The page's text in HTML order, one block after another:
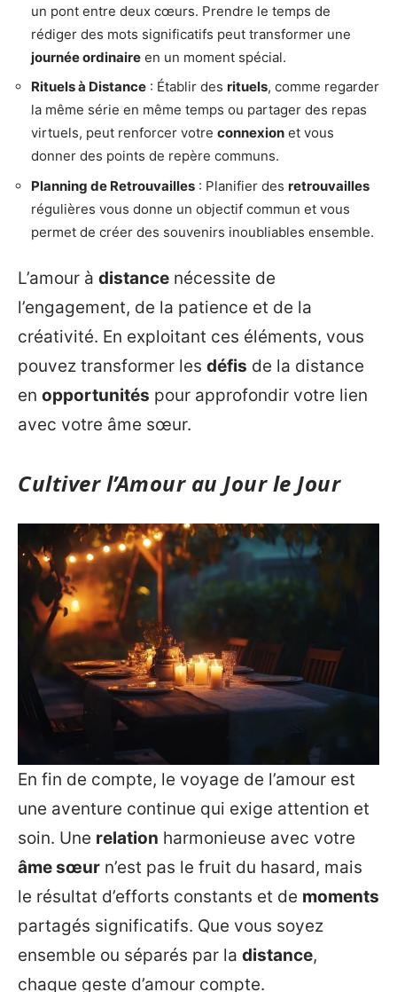
un pont entre deux cœurs. Prendre le temps de
rédiger des mots significatifs peut transformer une
journée ordinaire en un moment spécial.
Rituels à Distance : Établir des rituels, comme regarder
la même série en même temps ou partager des repas
virtuels, peut renforcer votre connexion et vous
donner des points de repère communs.
Planning de Retrouvailles : Planifier des retrouvailles
régulières vous donne un objectif commun et vous
permet de créer des souvenirs inoubliables ensemble.
L’amour à distance nécessite de
l’engagement, de la patience et de la
créativité. En exploitant ces éléments, vous
pouvez transformer les défis de la distance
en opportunités pour approfondir votre lien
avec votre âme sœur.
Cultiver l’Amour au Jour le Jour
En fin de compte, le voyage de l’amour est
une aventure continue qui exige attention et
soin. Une relation harmonieuse avec votre
âme sœur n’est pas le fruit du hasard, mais
le résultat d’efforts constants et de moments
partagés significatifs. Que vous soyez
ensemble ou séparés par la distance,
chaque geste d’amour compte.